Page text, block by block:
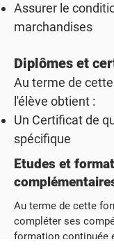
Assurer le
marchandises
Diplômes et
Au terme de
l'élève obtient :
Un Certificat de
spécifique
Etudes et
Au terme de cette
compléter ses
formation continuée